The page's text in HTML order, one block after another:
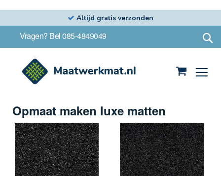
Altijd gratis verzonden
Vragen? Bel 085-4849049
Opmaat maken luxe matten